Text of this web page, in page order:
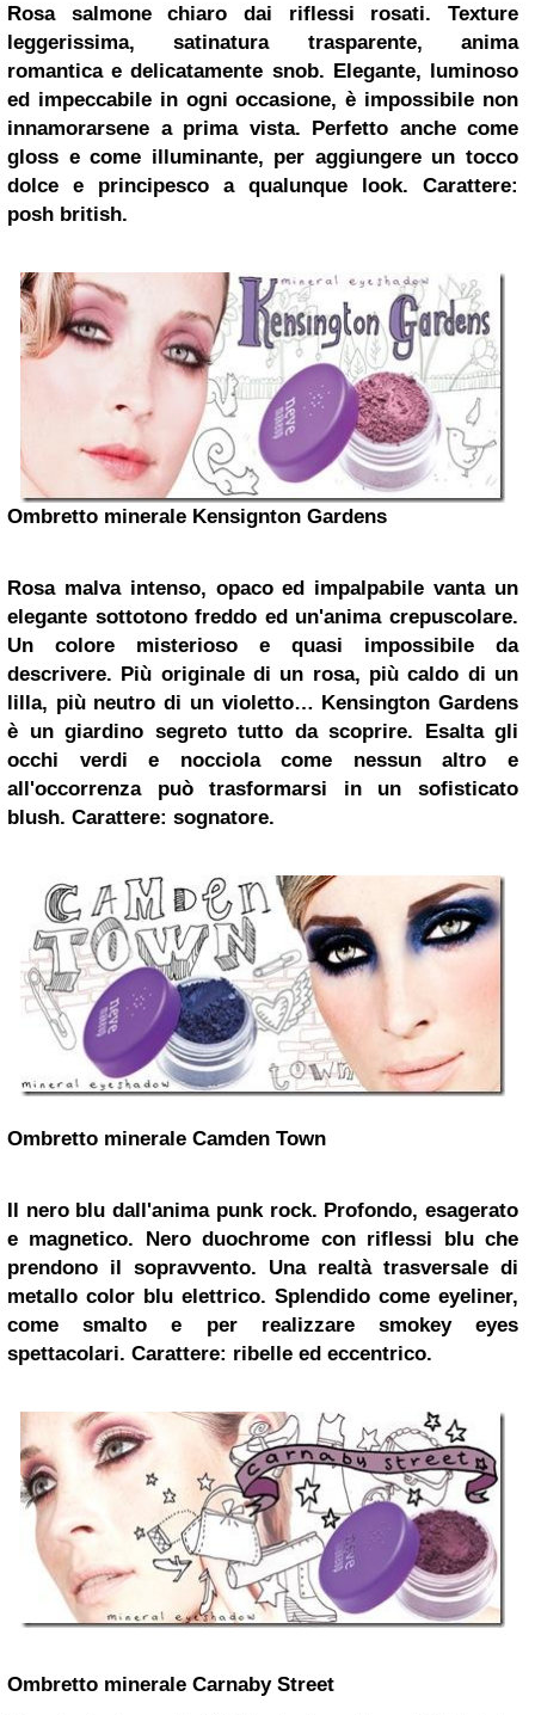
Rosa salmone chiaro dai riflessi rosati. Texture
leggerissima, satinatura trasparente, anima
romantica e delicatamente snob. Elegante, luminoso
ed impeccabile in ogni occasione, è impossibile non
innamorarsene a prima vista. Perfetto anche come
gloss e come illuminante, per aggiungere un tocco
dolce e principesco a qualunque look. Carattere:
posh british.
Ombretto minerale Kensignton Gardens
Rosa malva intenso, opaco ed impalpabile vanta un
elegante sottotonofreddo ed un'anima crepuscolare.
Un colore misterioso e quasi impossibile da
descrivere. Più originale di un rosa, più caldo di un
lilla, più neutro di un violetto… Kensington Gardens
è un giardino segreto tutto da scoprire.
Esalta gli
occhi verdi e nocciola come nessun altro e
all'occorrenza può trasformarsi in un sofisticato
blush. Carattere: sognatore.
Ombretto minerale Camden Town
Il nero blu dall'anima punk rock. Profondo, esagerato
e magnetico. Nero duochrome con riflessi blu che
prendono il sopravvento. Una realtà trasversale di
metallo color blu elettrico. Splendido come eyeliner,
come smalto e per realizzare smokey eyes
spettacolari. Carattere: ribelle ed eccentrico.
Ombretto minerale Carnaby Street